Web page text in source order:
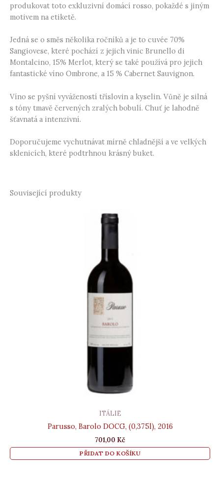
produkovat toto exkluzivní domácí rosso, pokaždé s jiným
motivem na etiketě.
Jedná se o směs několika ročníků a je to cuvée 70%
Sangiovese, které pochází z jejich vinic Brunello di
Montalcino, 15% Merlot, který se také používá pro jejich
fantastické víno Ombrone, a 15 % Cabernet Sauvignon.
Víno se pyšní vyvážeností tříslovin a kyselin. Vůně je silná
s tóny tmavě červených zralých bobulí. Chuť je lahodně
šťavnatá a intenzivní.
Doporučujeme vychutnávat mírně chladnější a ve velkých
sklenicích, které podtrhnou krásný buket.
Související produkty
ITÁLIE
Parusso, Barolo DOCG, (0,375l), 2016
701,00 Kč
PŘIDAT DO KOŠÍKU